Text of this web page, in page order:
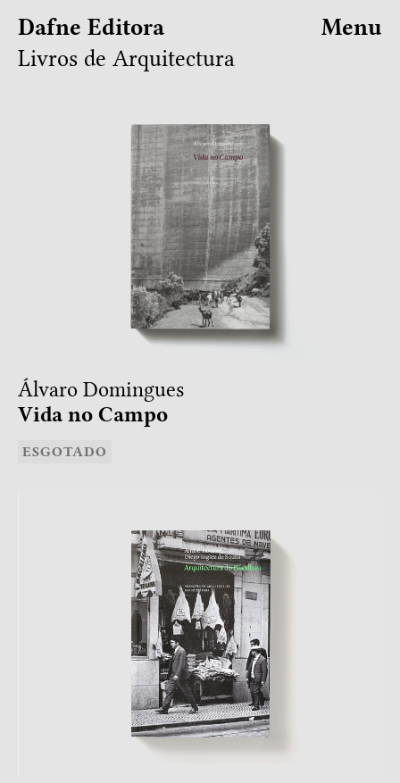
Dafne Editora
Livros de Arquitectura
Menu
Álvaro Domingues
Vida no Campo
ESGOTADO